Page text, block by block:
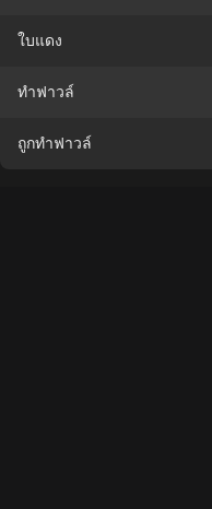
ใบแดง
ทำฟาวล์
ถูกทำฟาวล์